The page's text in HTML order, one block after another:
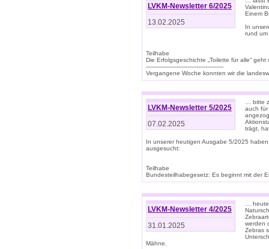
LVKM-Newsletter 6/2025
13.02.2025
Einem
In
rund
Teilhabe
Die Erfolgsgeschichte „Toilette für alle“
-------------------------------------------
Vergangene Woche konnten wir die
LVKM-Newsletter 5/2025
07.02.2025
… bitte
auch für
trägt,
In unserer heutigen Ausgabe 5/2025
ausgesucht:
Teilhabe
Bundesteilhabegesetz: Es beginnt mit der
LVKM-Newsletter 4/2025
31.01.2025
…
werden
Zebras
Mähne.